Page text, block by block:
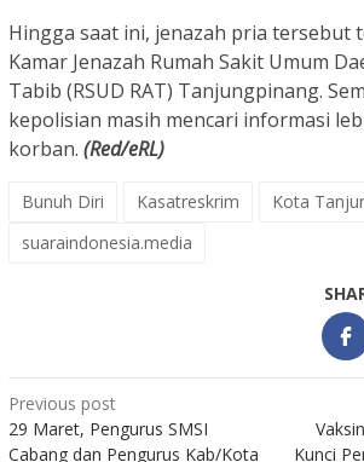
Hingga saat ini, jenazah pria tersebut
Kamar Jenazah Rumah Sakit Umum
Tabib (RSUD RAT) Tanjungpinang.
kepolisian masih mencari informasi
korban. (Red/eRL)
Bunuh Diri Kasatreskrim
Kota
suaraindonesia.media
Post
navigation
Previous post
29 Maret, Pengurus SMSI
Cabang dan Pengurus Kab/Kota
Kunci